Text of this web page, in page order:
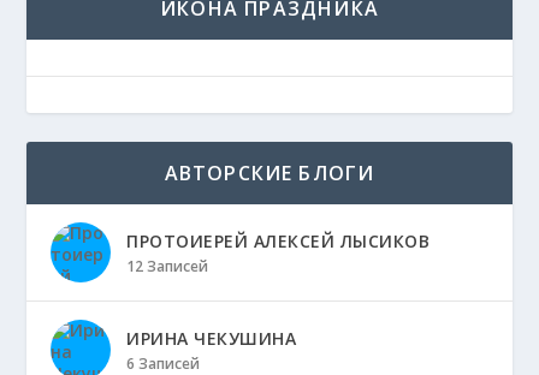
ИКОНА ПРАЗДНИКА
АВТОРСКИЕ БЛОГИ
ПРОТОИЕРЕЙ АЛЕКСЕЙ ЛЫСИКОВ
12 Записей
ИРИНА ЧЕКУШИНА
6 Записей